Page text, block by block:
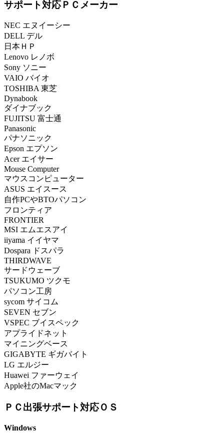
サポート対応ＰＣメーカー
NEC エヌイーシー
DELL デル
日本ＨＰ
Lenovo レノボ
Sony ソニー
VAIO バイオ
TOSHIBA 東芝
Dynabook
ダイナブック
FUJITSU 富士通
Panasonic
パナソニック
Epson エプソン
Acer エイサー
Mouse Computer
マウスコンピューター
ASUS エイスース
自作PCやBTOパソコン
フロンティア
FRONTIER
MSI エムエスアイ
iiyama イイヤマ
Dospara ドスパラ
THIRDWAVE
サードウェーブ
TSUKUMO ツクモ
パソコン工房
sycom サイコム
SEVEN セブン
VSPEC ブイスペック
アプライドネット
マイニングベース
GIGABYTE ギガバイト
LG エルジー
Huawei ファーウェイ
Apple社のMacマック
ＰＣ出張サポート対応ＯＳ
Windows